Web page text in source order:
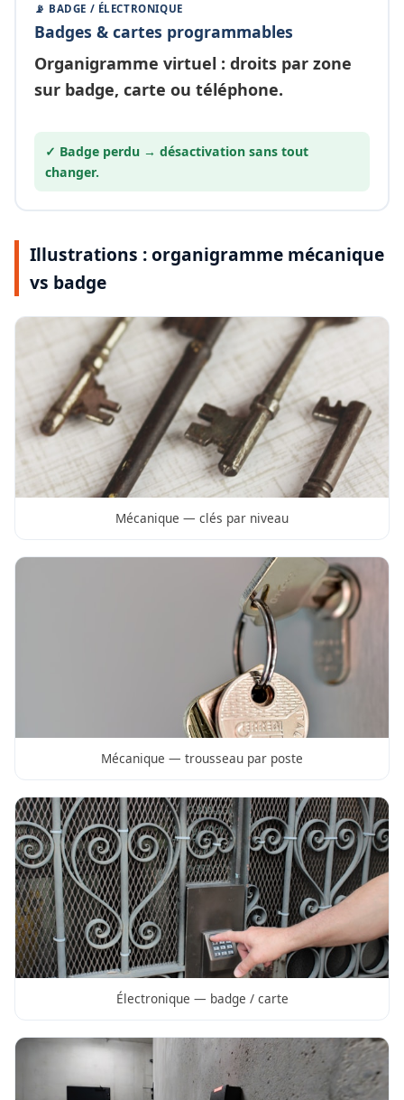
📡 BADGE / ÉLECTRONIQUE
Badges & cartes programmables
Organigramme virtuel : droits par zone
sur badge, carte ou téléphone.
✓ Badge perdu → désactivation sans tout
changer.
Illustrations : organigramme mécanique
vs badge
Mécanique — clés par niveau
Mécanique — trousseau par poste
Électronique — badge / carte